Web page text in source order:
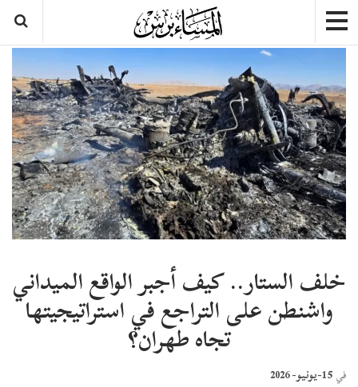
​خلف الستار.. كيف أجبر الواقع الميداني
واشنطن على التراجع في استراتيجيتها
تجاه طهران؟
في 15-يونيو- 2026